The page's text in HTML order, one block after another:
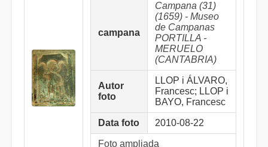
campana
Campana (31)
(1659) - Museo
de Campanas
PORTILLA -
MERUELO
(CANTABRIA)
Autor
foto
LLOP i ÁLVARO,
Francesc; LLOP i
BAYO, Francesc
Data foto 2010-08-22
Foto ampliada